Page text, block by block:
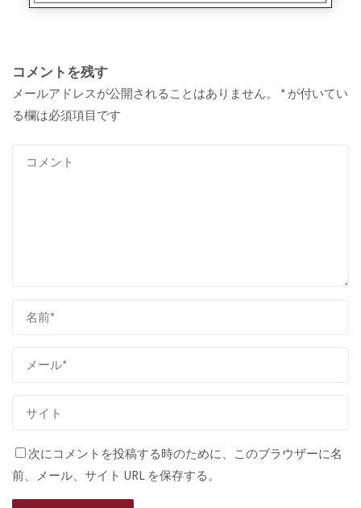
コメントを残す
メールアドレスが公開されることはありません。 * が付いてい
る欄は必須項目です
次にコメントを投稿する時のために、このブラウザーに名
前、メール、サイト URL を保存する。